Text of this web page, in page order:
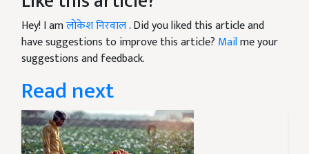
Hey! I amलोकेश निरवाल. Did you liked this article and
have suggestions to improve this article? Mailme your
suggestions and feedback.
Read next